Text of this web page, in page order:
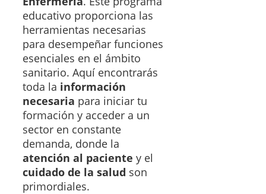
educativo proporciona las
herramientas necesarias
para desempeñar funciones
esenciales en el ámbito
sanitario. Aquí encontrarás
toda la información
necesaria para iniciar tu
formación y acceder a un
sector en constante
demanda, donde la
atención al paciente y el
cuidado de la salud son
primordiales.